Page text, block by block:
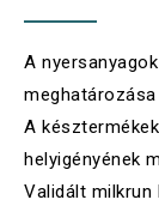
A
meghatározása
A
helyigényének
Validált milkrun